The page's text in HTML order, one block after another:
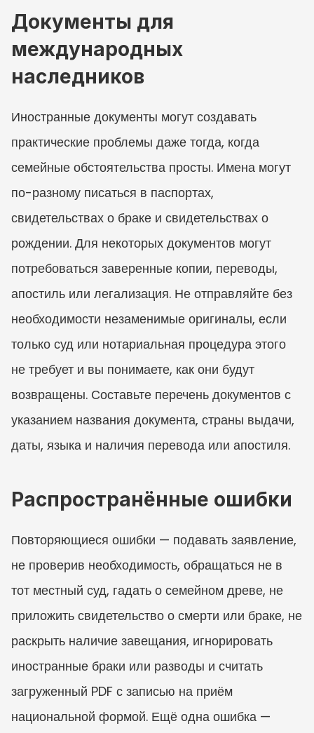
Документы для
международных
наследников
Иностранные документы могут создавать
практические проблемы даже тогда, когда
семейные обстоятельства просты. Имена могут
по-разному писаться в паспортах,
свидетельствах о браке и свидетельствах о
рождении. Для некоторых документов могут
потребоваться заверенные копии, переводы,
апостиль или легализация. Не отправляйте без
необходимости незаменимые оригиналы, если
только суд или нотариальная процедура этого
не требует и вы понимаете, как они будут
возвращены. Составьте перечень документов с
указанием названия документа, страны выдачи,
даты, языка и наличия перевода или апостиля.
Распространённые ошибки
Повторяющиеся ошибки — подавать заявление,
не проверив необходимость, обращаться не в
тот местный суд, гадать о семейном древе, не
приложить свидетельство о смерти или браке, не
раскрыть наличие завещания, игнорировать
иностранные браки или разводы и считать
загруженный PDF с записью на приём
национальной формой. Ещё одна ошибка —